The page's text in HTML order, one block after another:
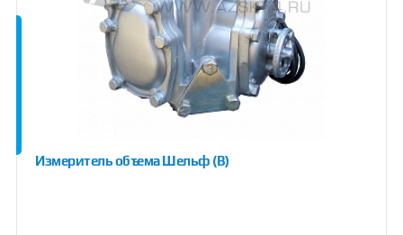
Измеритель объема Шельф (В)